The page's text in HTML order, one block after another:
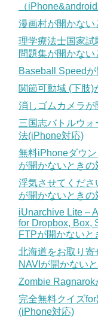
（iPhone&android
漫画村が開かない
理学療法士国家
問題集が開かな
Baseball Speed
関節可動域 (下肢
消しゴムカメラ
三国志バトルウ
法(iPhone対応)
無料iPhoneダウ
が開かないとき
浮気させてくださ
が開かないとき
iUnarchive Lite –
for Dropbox, Box,
FTPが開かない
北海道をお取り
NAVIが開かない
Zombie
完全無料クイズ
(iPhone対応)